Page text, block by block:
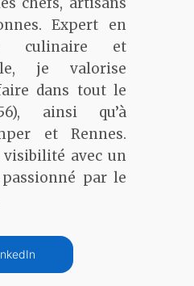
Expert en
culinaire et
je valorise
dans tout le
ainsi qu’à
et Rennes.
visibilité avec un
par le